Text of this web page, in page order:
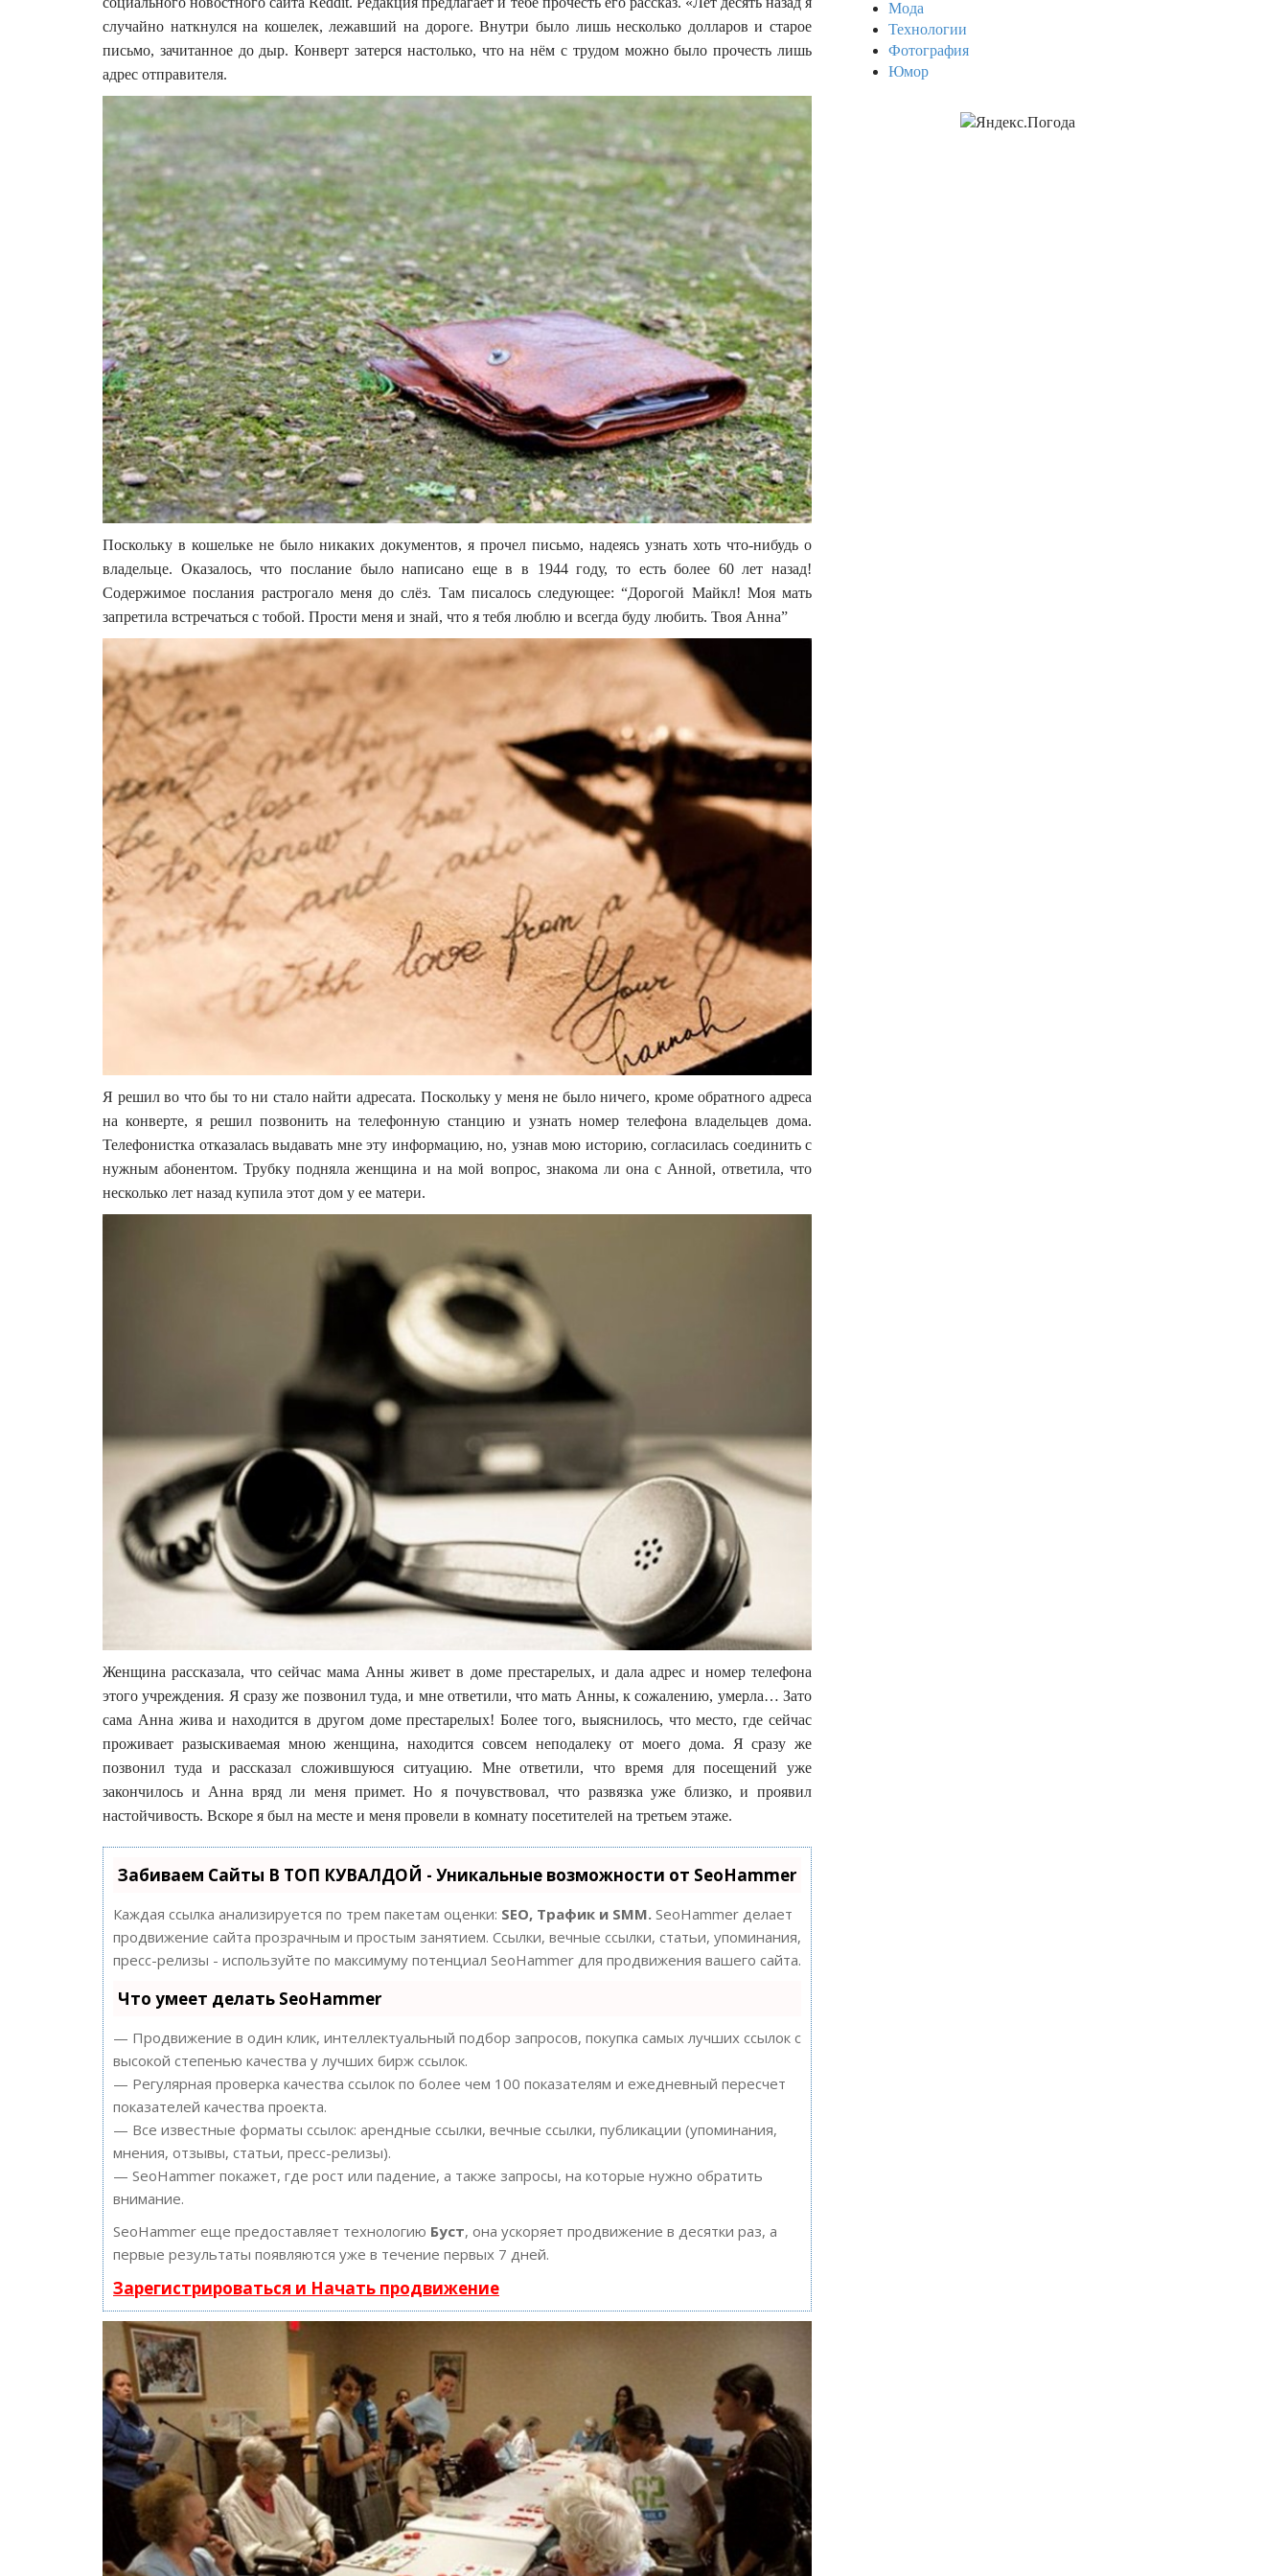
случайно наткнулся на кошелек, лежавший на дороге. Внутри было лишь несколько долларов и старое
письмо, зачитанное до дыр. Конверт затерся настолько, что на нём с трудом можно было прочесть лишь
адрес отправителя.
Поскольку в кошельке не было никаких документов, я прочел письмо, надеясь узнать хоть что-нибудь о
владельце. Оказалось, что послание было написано еще в в 1944 году, то есть более 60 лет назад!
Содержимое послания растрогало меня до слёз. Там писалось следующее: “Дорогой Майкл! Моя мать
запретила встречаться с тобой. Прости меня и знай, что я тебя люблю и всегда буду любить. Твоя Анна”
Я решил во что бы то ни стало найти адресата. Поскольку у меня не было ничего, кроме обратного адреса
на конверте, я решил позвонить на телефонную станцию и узнать номер телефона владельцев дома.
Телефонистка отказалась выдавать мне эту информацию, но, узнав мою историю, согласилась соединить с
нужным абонентом. Трубку подняла женщина и на мой вопрос, знакома ли она с Анной, ответила, что
несколько лет назад купила этот дом у ее матери.
Женщина рассказала, что сейчас мама Анны живет в доме престарелых, и дала адрес и номер телефона
этого учреждения. Я сразу же позвонил туда, и мне ответили, что мать Анны, к сожалению, умерла… Зато
сама Анна жива и находится в другом доме престарелых! Более того, выяснилось, что место, где сейчас
проживает разыскиваемая мною женщина, находится совсем неподалеку от моего дома. Я сразу же
позвонил туда и рассказал сложившуюся ситуацию. Мне ответили, что время для посещений уже
закончилось и Анна вряд ли меня примет. Но я почувствовал, что развязка уже близко, и проявил
настойчивость. Вскоре я был на месте и меня провели в комнату посетителей на третьем этаже.
Забиваем Сайты В ТОП КУВАЛДОЙ - Уникальные возможности от SeoHammer
Каждая ссылка анализируется по трем пакетам оценки: SEO, Трафик и SMM. SeoHammer делает
продвижение сайта прозрачным и простым занятием. Ссылки, вечные ссылки, статьи, упоминания,
пресс-релизы - используйте по максимуму потенциал SeoHammer для продвижения вашего сайта.
Что умеет делать SeoHammer
— Продвижение в один клик, интеллектуальный подбор запросов, покупка самых лучших ссылок с
высокой степенью качества у лучших бирж ссылок.
— Регулярная проверка качества ссылок по более чем 100 показателям и ежедневный пересчет
показателей качества проекта.
— Все известные форматы ссылок: арендные ссылки, вечные ссылки, публикации (упоминания,
мнения, отзывы, статьи, пресс-релизы).
— SeoHammer покажет, где рост или падение, а также запросы, на которые нужно обратить
внимание.
SeoHammer еще предоставляет технологию Буст, она ускоряет продвижение в десятки раз, а
первые результаты появляются уже в течение первых 7 дней.
Зарегистрироваться и Начать продвижение
Мода
Технологии
Фотография
Юмор